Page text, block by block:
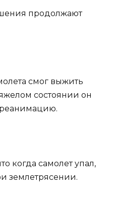
продолжают
смог выжить
состоянии он
реанимацию.
когда самолет упал,
землетрясении.